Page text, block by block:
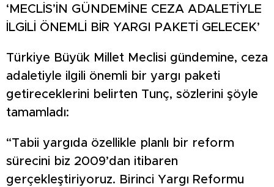
‘MECLİS’İN GÜNDEMİNE CEZA ADALETİYLE
İLGİLİ ÖNEMLİ BİR YARGI PAKETİ GELECEK’
Türkiye Büyük Millet Meclisi gündemine, ceza
adaletiyle ilgili önemli bir yargı paketi
getireceklerini belirten Tunç, sözlerini şöyle
tamamladı:
“Tabii yargıda özellikle planlı bir reform
sürecini biz 2009’dan itibaren
gerçekleştiriyoruz. Birinci Yargı Reformu